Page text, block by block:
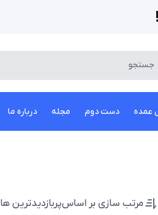
عمده دست دوم مجله درباره ما
مرتب سازی بر اساسپربازدیدترین ها